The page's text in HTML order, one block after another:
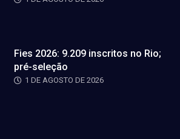
Fies 2026: 9.209 inscritos no Rio;
pré-seleção
1 DE AGOSTO DE 2026